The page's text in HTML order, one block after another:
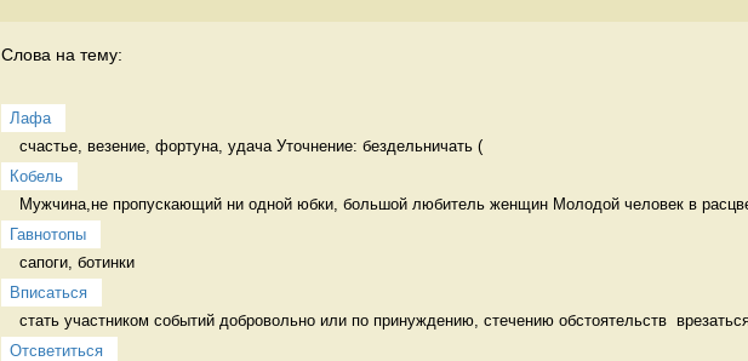
Слова на тему:
Лафа
счастье, везение, фортуна, удача Уточнение: бездельничать (
Кобель
Мужчина,не пропускающий ни одной юбки, большой любитель женщин Молодой человек в
Гавнотопы
сапоги, ботинки
Вписаться
стать участником событий добровольно или по принуждению, стечению обстоятельств
Отсветиться